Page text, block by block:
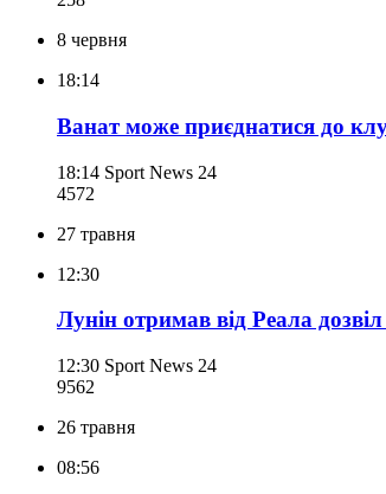
8 червня
18:14
Ванат може приєднатися до
18:14 Sport News 24
4572
27 травня
12:30
Лунін отримав від Реала
12:30 Sport News 24
9562
26 травня
08:56